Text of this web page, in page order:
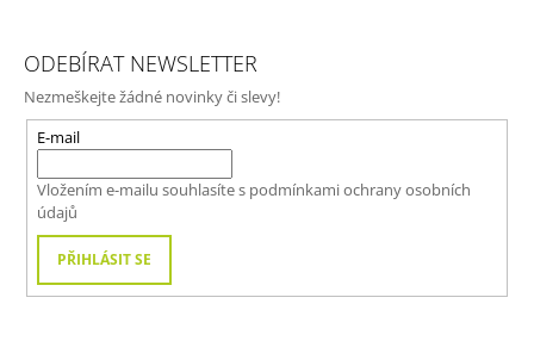
ODEBÍRAT NEWSLETTER
Nezmeškejte žádné novinky či slevy!
E-mail
Vložením e-mailu souhlasíte s podmínkami ochrany osobních
údajů
PŘIHLÁSIT SE